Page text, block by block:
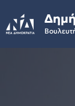
to
content